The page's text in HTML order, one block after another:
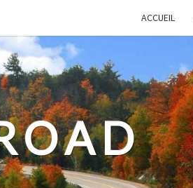
ACCUEIL